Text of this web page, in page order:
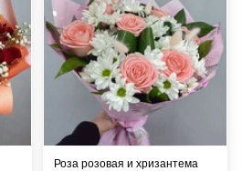
Роза розовая и хризантема